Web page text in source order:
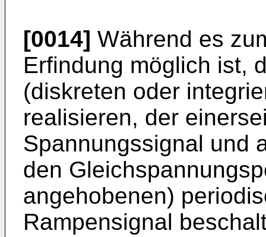
[0014] Während es
Erfindung möglich ist,
(diskreten oder
realisieren, der
Spannungssignal und
den
angehobenen)
Rampensignal